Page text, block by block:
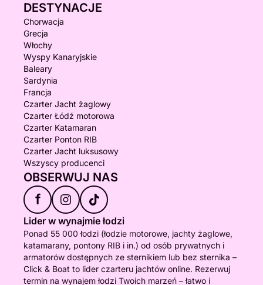
DESTYNACJE
Chorwacja
Grecja
Włochy
Wyspy Kanaryjskie
Baleary
Sardynia
Francja
Czarter Jacht żaglowy
Czarter Łódź motorowa
Czarter Katamaran
Czarter Ponton RIB
Czarter Jacht luksusowy
Wszyscy producenci
OBSERWUJ NAS
f
Lider w wynajmie łodzi
Ponad 55 000 łodzi (łodzie motorowe, jachty żaglowe,
katamarany, pontony RIB i in.) od osób prywatnych i
armatorów dostępnych ze sternikiem lub bez sternika –
Click & Boat to lider czarteru jachtów online. Rezerwuj
termin na wynajem łodzi Twoich marzeń – łatwo i